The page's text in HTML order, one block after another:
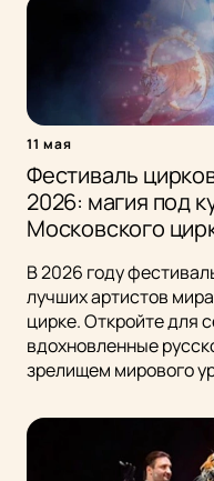
11 мая
Фестиваль
2026: магия под
Московского
В 2026 году
лучших артистов
цирке. Откройте для
вдохновленные
зрелищем мирового